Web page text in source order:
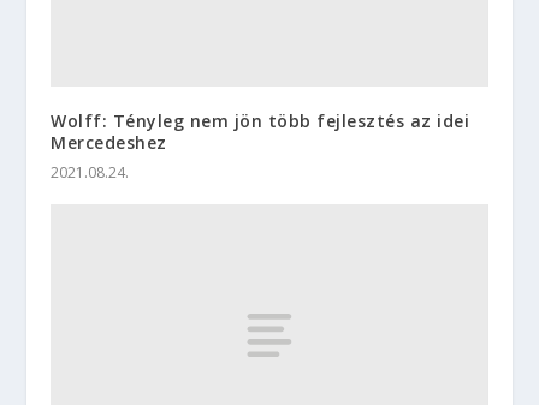
Wolff: Tényleg nem jön több fejlesztés az idei
Mercedeshez
2021.08.24.